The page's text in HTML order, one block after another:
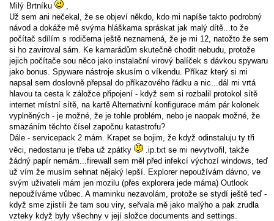
Milý Brtníku
Už sem ani nečekal, že se objeví někdo, kdo mi napíše takto podrobný
návod a dokáže mě svýma hláškama spráskat jak malý dítě...to že
počítač sdílím s rodičema ještě neznamená, že je mi 12, natožto že sem
si ho zaviroval sám. Ke kamarádům skutečně chodit nebudu, protože
jejich počítače sou něco jako instalační virový balíček s dávkou spywaru
jako bonus. Spyware nástroje skusím o víkendu. Příkaz který si mi
napsal sem doslovně přepsal do příkazového řádku a nic...dál mi vrtá
hlavou ta cesta k záložce připojení - když sem si rozbalil protokol sítě
internet místní sítě, na kartě Alternativní konfigurace mám pár kolonek
vyplněných - je možné, že je tohle problém, nebo je naopak možné, že
smazáním těchto čísel započnu katastrofu?
Dále - servicepack 2 mám. Krapet se bojim, že když odinstaluju ty tři
věci, nedostanu je třeba už zpátky
.ip.txt se mi nevytvořil, takže
žádný papír nemám...firewall sem měl před infekcí výchozí windows, teď
už vím že musím sehnat nějaký lepší. Explorer nepoužívám dávno, ve
svým uživateli mám jen mozilu (přes explorera jede máma) Outlook
nepoužíváme vůbec. A maminku nezavolám, protože se stydí ještě teď -
když sme zjistili že tam sou viry, seřvala mě jako malýho a pak zrudla
vzteky když byly všechny v její složce documents and settings.